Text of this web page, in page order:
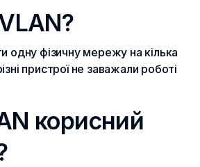
одну фізичну мережу на кілька
пристрої не заважали роботі
корисний